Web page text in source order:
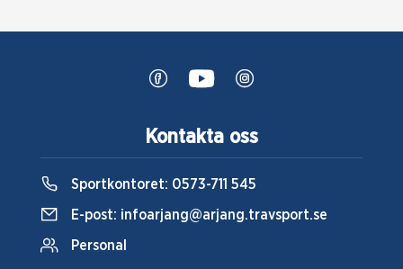
Kontakta oss
Sportkontoret: 0573-711 545
E-post: infoarjang@arjang.travsport.se
Personal